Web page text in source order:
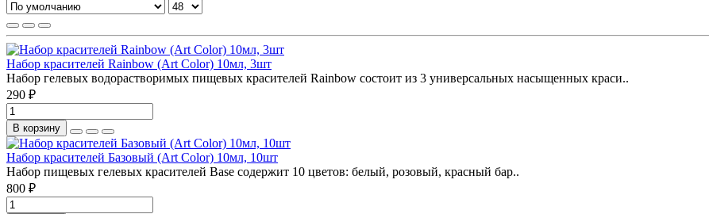
Набор красителей Rainbow (Art Color) 10мл, 3шт
Набор гелевых водорастворимых пищевых красителей Rainbow состоит из 3 универсальных насыщенных краси..
290 ₽
В корзину
Набор красителей Базовый (Art Color) 10мл, 10шт
Набор пищевых гелевых красителей Base содержит 10 цветов: белый, розовый, красный бар..
800 ₽